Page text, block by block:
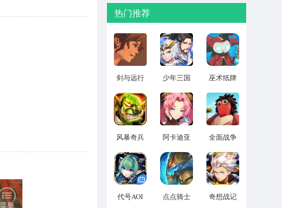
热门推荐
剑与远行
版 vv1.14
少年三国
宝版最新
版 vv5.3.9
巫术纸牌
vv1.1.14
风暴奇兵
阿卡迪亚
全面战争
机2021版
vv1.1
代号AOI
点点骑士
奇想战记